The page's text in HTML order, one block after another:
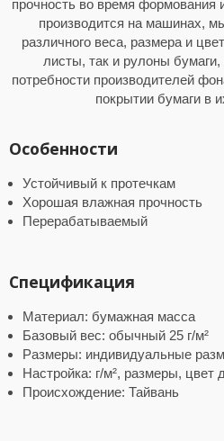
прочность во время формования
производится на машинах,
различного веса, размера и
листы, так и рулоны
потребности производителей
покрытии бумаги в
Особенности
Устойчивый к протечкам
Хорошая влажная прочность
Перерабатываемый
Спецификация
Материал: бумажная масса
Базовый вес: обычный 25 г/м²
Размеры: индивидуальные
Настройка: г/м², размеры, цвет
Происхождение: Тайвань